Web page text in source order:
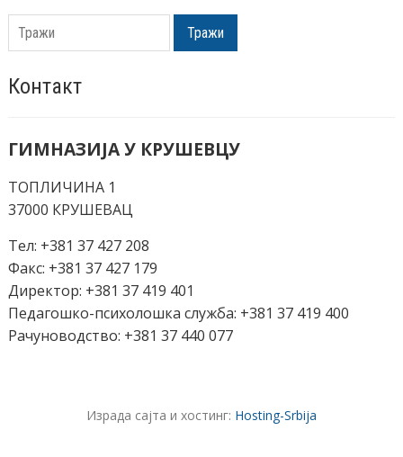
Тражи
Контакт
ГИМНАЗИЈА У КРУШЕВЦУ
ТОПЛИЧИНА 1
37000 КРУШЕВАЦ
Тел: +381 37 427 208
Факс: +381 37 427 179
Директор: +381 37 419 401
Педагошко-психолошка служба: +381 37 419 400
Рачуноводство: +381 37 440 077
Израда сајта и хостинг: Hosting-Srbija